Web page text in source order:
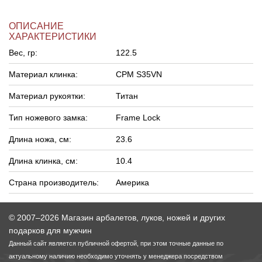
ОПИСАНИЕ
ХАРАКТЕРИСТИКИ
Вес, гр: 122.5
Материал клинка: CPM S35VN
Материал рукоятки: Титан
Тип ножевого замка: Frame Lock
Длина ножа, см: 23.6
Длина клинка, см: 10.4
Страна производитель: Америка
© 2007–2026 Магазин арбалетов, луков, ножей и других
подарков для мужчин
Данный сайт является публичной офертой, при этом точные данные по
актуальному наличию необходимо уточнять у менеджера посредством